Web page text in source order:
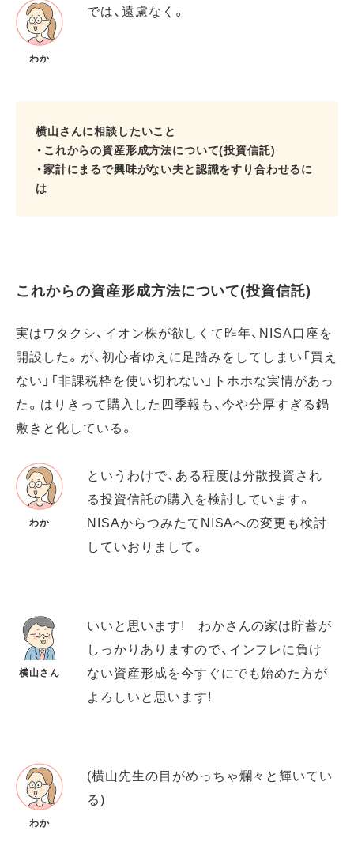
わか
では、遠慮なく。
横山さんに相談したいこと
・これからの資産形成方法について(投資信託)
・家計にまるで興味がない夫と認識をすり合わせるに
は
これからの資産形成方法について(投資信託)
実はワタクシ、イオン株が欲しくて昨年、NISA口座を
開設した。が、初心者ゆえに足踏みをしてしまい「買え
ない」「非課税枠を使い切れない」トホホな実情があっ
た。はりきって購入した四季報も、今や分厚すぎる鍋
敷きと化している。
わか
というわけで、ある程度は分散投資され
る投資信託の購入を検討しています。
NISAからつみたてNISAへの変更も検討
していおりまして。
横山さん
いいと思います! わかさんの家は貯蓄が
しっかりありますので、インフレに負け
ない資産形成を今すぐにでも始めた方が
よろしいと思います!
わか
(横山先生の目がめっちゃ爛々と輝いてい
る)